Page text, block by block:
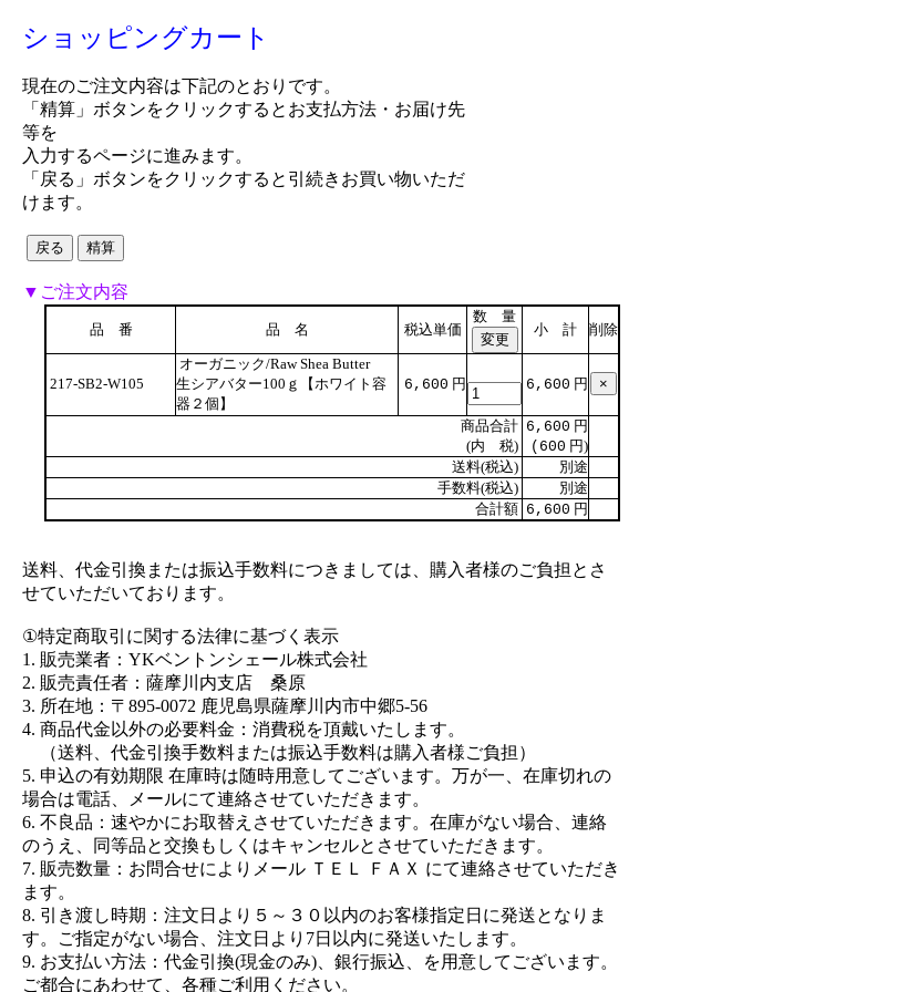
ショッピングカート
現在のご注文内容は下記のとおりです。
「精算」ボタンをクリックするとお支払方法・お届け先
等を
入力するページに進みます。
「戻る」ボタンをクリックすると引続きお買い物いただ
けます。
▼ご注文内容
品 番 品 名 税込単価
数 量
小 計
削除
217-SB2-W105
オーガニック/Raw Shea Butter
生シアバター100ｇ【ホワイト容
器２個】
6,600 円 6,600 円
商品合計
(内 税)
6,600 円
(600 円)
送料(税込)
別途
手数料(税込)
別途
合計額 6,600 円
送料、代金引換または振込手数料につきましては、購入者様のご負担とさ
せていただいております。
①特定商取引に関する法律に基づく表示
1. 販売業者：YKベントンシェール株式会社
2. 販売責任者：薩摩川内支店 桑原
3. 所在地：〒895-0072 鹿児島県薩摩川内市中郷5-56
4. 商品代金以外の必要料金：消費税を頂戴いたします。
（送料、代金引換手数料または振込手数料は購入者様ご負担）
5. 申込の有効期限 在庫時は随時用意してございます。万が一、在庫切れの
場合は電話、メールにて連絡させていただきます。
6. 不良品：速やかにお取替えさせていただきます。在庫がない場合、連絡
のうえ、同等品と交換もしくはキャンセルとさせていただきます。
7. 販売数量：お問合せによりメール ＴＥＬ ＦＡＸ にて連絡させていただき
ます。
8. 引き渡し時期：注文日より５～３０以内のお客様指定日に発送となりま
す。ご指定がない場合、注文日より7日以内に発送いたします。
9. お支払い方法：代金引換(現金のみ)、銀行振込、を用意してございます。
ご都合にあわせて、各種ご利用ください。